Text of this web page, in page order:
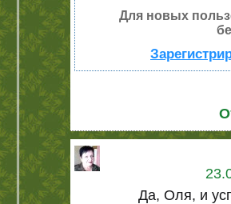
Для новых
Да, Оля, и